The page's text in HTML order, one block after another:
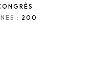
: 200